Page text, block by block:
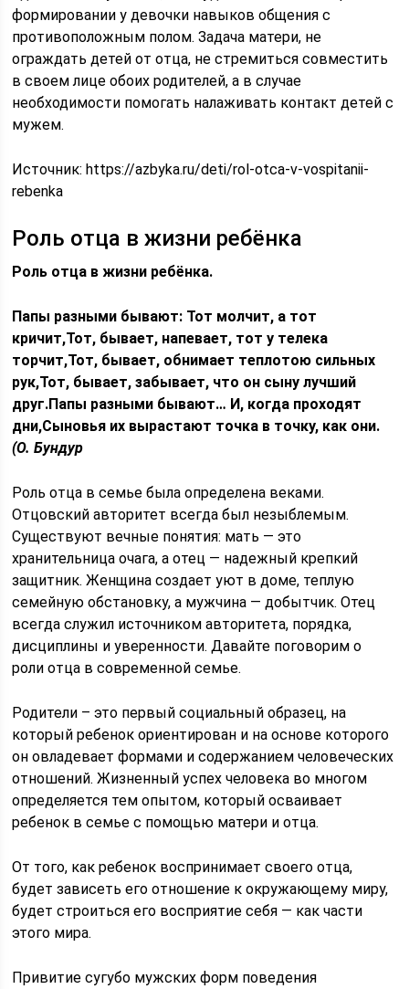
формировании у девочки навыков общения с
противоположным полом. Задача матери, не
ограждать детей от отца, не стремиться совместить
в своем лице обоих родителей, а в случае
необходимости помогать налаживать контакт детей с
мужем.
Источник:https://azbyka.ru/deti/rol-otca-v-vospitanii-
rebenka
Роль отца в жизни ребёнка
Роль отца в жизни ребёнка.
Папы разными бывают: Тот молчит, а тот
кричит,Тот, бывает, напевает, тот у телека
торчит,Тот, бывает, обнимает теплотою сильных
рук,Тот, бывает, забывает, что он сыну лучший
друг.Папы разными бывают… И, когда проходят
дни,Сыновья их вырастают точка в точку, как они.
(О. Бундур
Роль отца в семье была определена веками.
Отцовский авторитет всегда был незыблемым.
Существуют вечные понятия: мать — это
хранительница очага, а отец — надежный крепкий
защитник. Женщина создает уют в доме, теплую
семейную обстановку, а мужчина — добытчик. Отец
всегда служил источником авторитета, порядка,
дисциплины и уверенности. Давайте поговорим о
роли отца в современной семье.
Родители – это первый социальный образец, на
который ребенок ориентирован и на основе которого
он овладевает формами и содержанием человеческих
отношений. Жизненный успех человека во многом
определяется тем опытом, который осваивает
ребенок в семье с помощью матери и отца.
От того, как ребенок воспринимает своего отца,
будет зависеть его отношение к окружающему миру,
будет строиться его восприятие себя — как части
этого мира.
Привитие сугубо мужских форм поведения